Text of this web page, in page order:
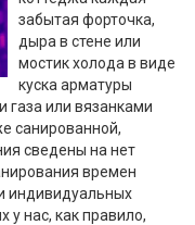
забытая форточка,
дыра в стене или
мостик холода в виде
куска арматуры
или вязанками
санированной,
сведены на нет
времен
индивидуальных
у нас, как правило,